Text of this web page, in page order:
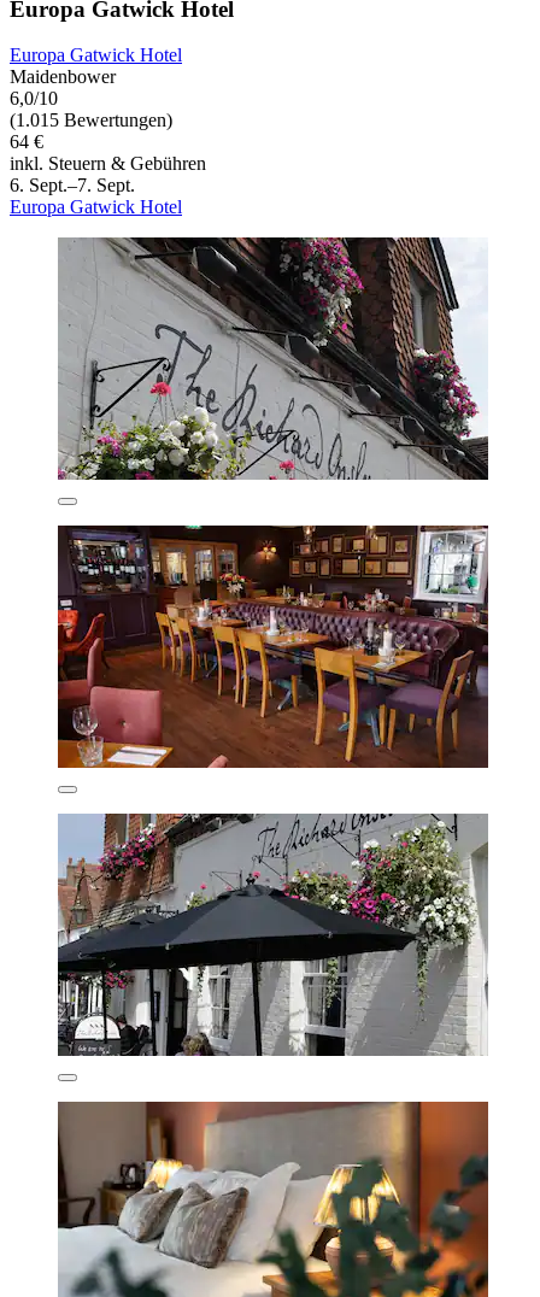
Europa Gatwick Hotel
Europa Gatwick Hotel
Maidenbower
6,0/10
(1.015 Bewertungen)
64 €
inkl. Steuern & Gebühren
6. Sept.–7. Sept.
Europa Gatwick Hotel